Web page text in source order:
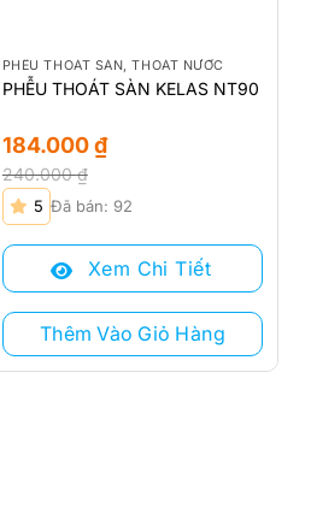
PHỄU THOÁT SÀN, THOÁT NƯỚC
PHỄU THOÁT SÀN KELAS NT90
240.000₫
Giá
gốc
là:
240.000 ₫.
184.000₫
Giá
hiện
tại
184.000 ₫.
5 Đã bán: 92
Xem Chi Tiết
Thêm Vào Giỏ Hàng